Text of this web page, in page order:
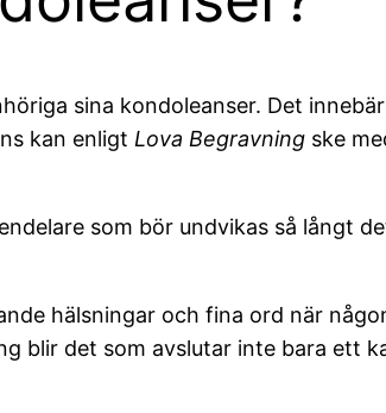
sina kondoleanser. Det
kan enligt Lova Begravning ske
som bör undvikas så långt
hälsningar och fina ord när
blir det som avslutar inte bara ett